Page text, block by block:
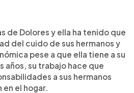
de Dolores y ella ha tenido que
del cuido de sus hermanos y
pese a que ella tiene a su
años, su trabajo hace que
a sus hermanos
en el hogar.